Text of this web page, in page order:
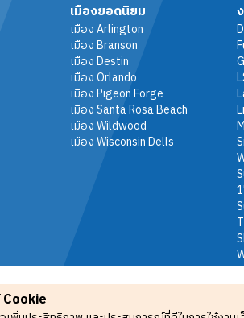
Cookie
เมืองยอดนิยม
เมืองArlington
เมืองBranson
เมืองDestin
เมืองOrlando
เมืองPigeon Forge
เมืองSanta Rosa Beach
เมืองWildwood
เมืองWisconsin Dells